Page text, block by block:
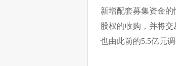
新增配套募集资金
股权的收购，并将
也由此前的5.5亿元